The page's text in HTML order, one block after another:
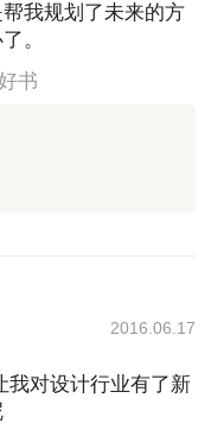
我规划了未来的方
。
书
2016.06.17
我对设计行业有了新